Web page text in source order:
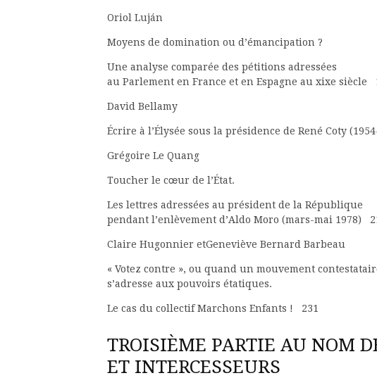
Oriol Luján
Moyens de domination ou d’émancipation ?
Une analyse comparée des pétitions adressées
au Parlement en France et en Espagne au xixe siècle
David Bellamy
Écrire à l’Élysée sous la présidence de René Coty
Grégoire Le Quang
Toucher le cœur de l’État.
Les lettres adressées au président de la République
pendant l’enlèvement d’Aldo Moro (mars-mai 1978)
Claire Hugonnier etGeneviève Bernard Barbeau
« Votez contre », ou quand un mouvement
s’adresse aux pouvoirs étatiques.
Le cas du collectif Marchons Enfants ! 231
TROISIÈME PARTIE AU NOM
ET INTERCESSEURS